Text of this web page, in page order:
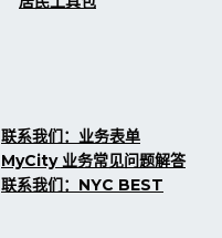
联系我们：业务表单
MyCity 业务常见问题解答
联系我们：NYC BEST